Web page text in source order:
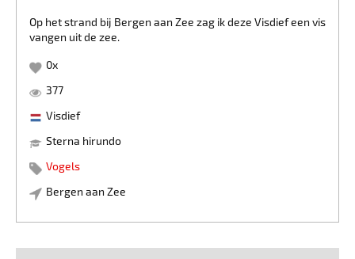
Op het strand bij Bergen aan Zee zag ik deze Visdief een vis
vangen uit de zee.
0x
377
Visdief
Sterna hirundo
Vogels
Bergen aan Zee